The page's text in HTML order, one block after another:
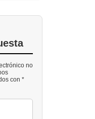
no
con *